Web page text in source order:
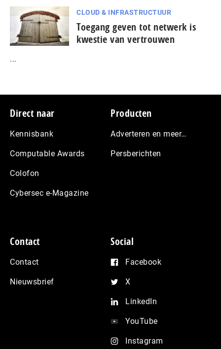
CLOUD & INFRASTRUCTUUR
Toegang geven tot netwerk is
kwestie van vertrouwen
...
Footer
Direct naar
Kennisbank
Computable Awards
Colofon
Cybersec e-Magazine
Producten
Adverteren en meer…
Persberichten
Contact
Contact
Nieuwsbrief
Social
Facebook
X
LinkedIn
YouTube
Instagram